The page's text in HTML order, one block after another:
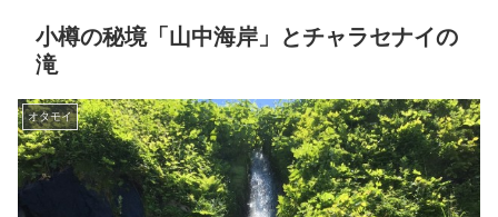
小樽の秘境「山中海岸」とチャラセナイの
滝
オタモイ